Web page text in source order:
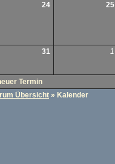
24 25
31 1
Termin
Übersicht » Kalender